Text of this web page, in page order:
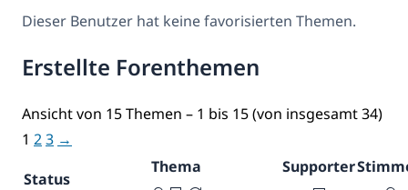
Dieser Benutzer hat keine favorisierten Themen.
Erstellte Forenthemen
Ansicht von 15 Themen – 1 bis 15 (von insgesamt 34)
1 23 →
Status
Thema Supporter